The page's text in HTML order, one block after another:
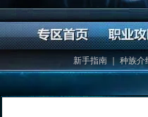
新手指南 种族介